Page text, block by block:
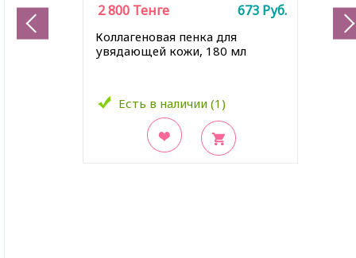
Коллагеновая пенка для
увядающей кожи, 180 мл
Есть в наличии (1)
2 800 Тенге 673 Руб.